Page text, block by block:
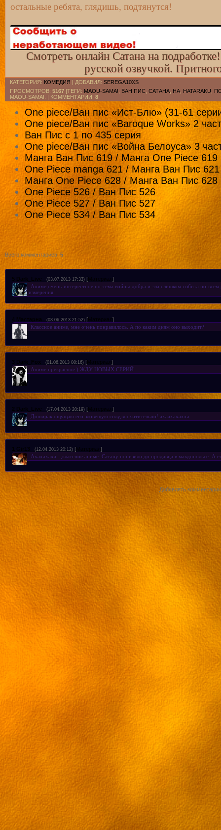
остальные ребята, глядишь, подтянутся!
Смотреть онлайн Сатана на
русской озвучкой.
КАТЕГОРИЯ: КОМЕДИЯ | ДОБАВИЛ: SEREGA10XS
ПРОСМОТРОВ: 5167 |ТЕГИ: MAOU-SAMA! ВАН ПИС САТАНА НА HATARAKU
MAOU-SAMA!. | КОММЕНТАРИИ: 8
One piece/Ван пис «Ист-Блю» (31-61
One piece/Ван пис «Baroque Works» 2
Ван Пис с 1 по 435 серия
One piece/Ван пис «Война Белоуса» 3
Манга Ван Пис 619 / Манга One Piece 619
One Piece manga 621 / Манга Ван Пис 621
Манга One Piece 628 / Манга Ван Пис 628
One Piece 526 / Ван Пис 526
One Piece 527 / Ван Пис 527
One Piece 534 / Ван Пис 534
Всего комментариев: 5
5 Dark_Live (03.07.2013 17:33) [Материал ]
Аниме,очень интерестное но тема войны добра и зла слишком избита по
измерения
4 Мастарна (03.06.2013 21:52) [Материал ]
Классное аниме, мне очень понравилось. А по каким дням оно выходит?
3 Dark_Fox (01.06.2013 08:16) [Материал ]
Аниме прекрасное ) ЖДУ НОВЫХ СЕРИЙ
2 Dark_Live (17.04.2013 20:19) [Материал ]
Доширак,ощущаю его зловещую силу,восхитительно! ахаахахахха
1 Gir13 (12.04.2013 20:12) [Материал ]
Ахахахаха...,классное аниме. Сатану понизили до продавца в макдонольсе. А
Добавлять